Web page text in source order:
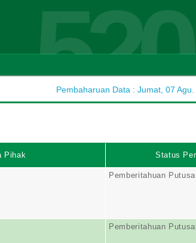
520
Pembaharuan Data : Jumat, 07
Pihak Status
Pemberitahuan
Pemberitahuan